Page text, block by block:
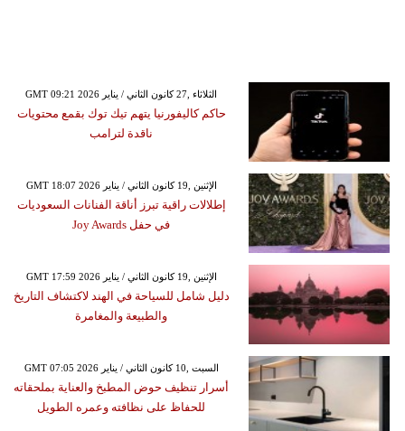
GMT 09:21 2026 الثلاثاء ,27 كانون الثاني / يناير
حاكم كاليفورنيا يتهم تيك توك بقمع محتويات
ناقدة لترامب
GMT 18:07 2026 الإثنين ,19 كانون الثاني / يناير
إطلالات راقية تبرز أناقة الفنانات السعوديات
في حفل Joy Awards
GMT 17:59 2026 الإثنين ,19 كانون الثاني / يناير
دليل شامل للسياحة في الهند لاكتشاف التاريخ
والطبيعة والمغامرة
GMT 07:05 2026 السبت ,10 كانون الثاني / يناير
أسرار تنظيف حوض المطبخ والعناية بملحقاته
للحفاظ على نظافته وعمره الطويل